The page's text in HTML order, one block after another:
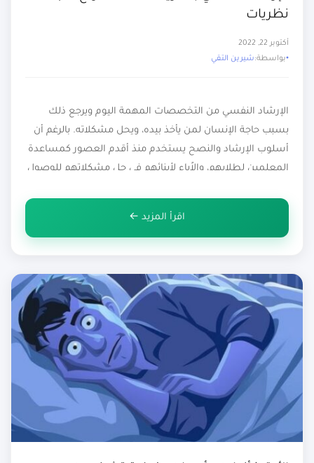
نظريات
أكتوبر 22, 2022
بواسطة:شيرين التقي
الإرشاد النفسي من التخصصات المهمة اليوم ويرجع ذلك
بسبب حاجة الإنسان لمن يأخذ بيده، ويحل مشكلاته. بالرغم أن
أسلوب الإرشاد والنصح يستخدم منذ أقدم العصور كمساعدة
المعلمين لطلابهم، والاًباء لأبنائهم في حل مشكلاتهم للوصول
فالإرشاد النفسي عبارة عن علاقة تفاعلية بين المرشد
اقرأ المزيد ←